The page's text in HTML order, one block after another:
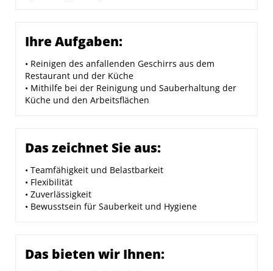
Ihre Aufgaben:
• Reinigen des anfallenden Geschirrs aus dem
Restaurant und der Küche
• Mithilfe bei der Reinigung und Sauberhaltung der
Küche und den Arbeitsflächen
Das zeichnet Sie aus:
• Teamfähigkeit und Belastbarkeit
• Flexibilität
• Zuverlässigkeit
• Bewusstsein für Sauberkeit und Hygiene
Das bieten wir Ihnen: